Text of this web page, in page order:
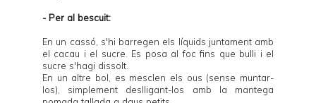
- Per al bescuit:
En un cassó, s'hi barregen els líquids juntament amb
el cacau i el sucre. Es posa al foc fins que bulli i el
sucre s'hagi dissolt.
En un altre bol, es mesclen els ous (sense muntar-
los), simplement deslligant-los amb la mantega